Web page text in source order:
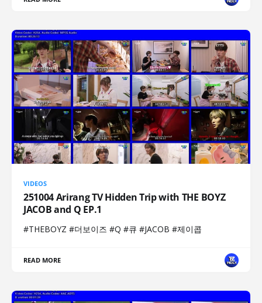
VIDEOS
251004 Arirang TV Hidden Trip with THE BOYZ
JACOB and Q EP.1
#THEBOYZ #더보이즈 #Q #큐 #JACOB #제이콥
READ MORE